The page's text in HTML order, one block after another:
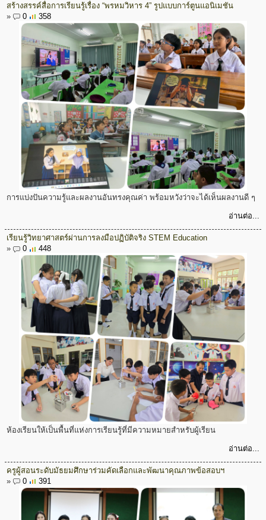
สร้างสรรค์สื่อการเรียนรู้เรื่อง “พรหมวิหาร 4” รูปแบบการ์ตูนแอนิเมชัน
»
0 358
การแบ่งปันความรู้และผลงานอันทรงคุณค่า พร้อมหวังว่าจะได้เห็นผลงานดี ๆ
อ่านต่อ...
เรียนรู้วิทยาศาสตร์ผ่านการลงมือปฏิบัติจริง STEM Education
»
0 448
ห้องเรียนให้เป็นพื้นที่แห่งการเรียนรู้ที่มีความหมายสำหรับผู้เรียน
อ่านต่อ...
ครูผู้สอนระดับมัธยมศึกษาร่วมคัดเลือกและพัฒนาคุณภาพข้อสอบฯ
»
0 391